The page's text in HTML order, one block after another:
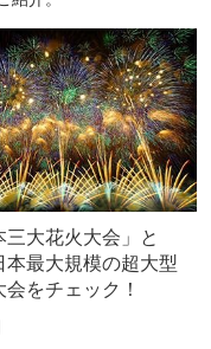
三大花火大会」と
本最大規模の超大型
をチェック！